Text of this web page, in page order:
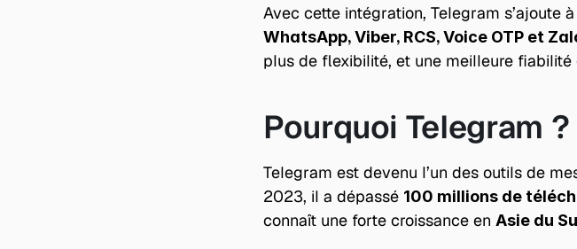
Avec cette intégration, Telegram s’ajoute
WhatsApp, Viber, RCS, Voice OTP et
plus de flexibilité, et une meilleure fiabilité
Pourquoi Telegram ?
Telegram est devenu l’un des outils de
2023, il a dépassé 100 millions de
connaît une forte croissance en Asie du